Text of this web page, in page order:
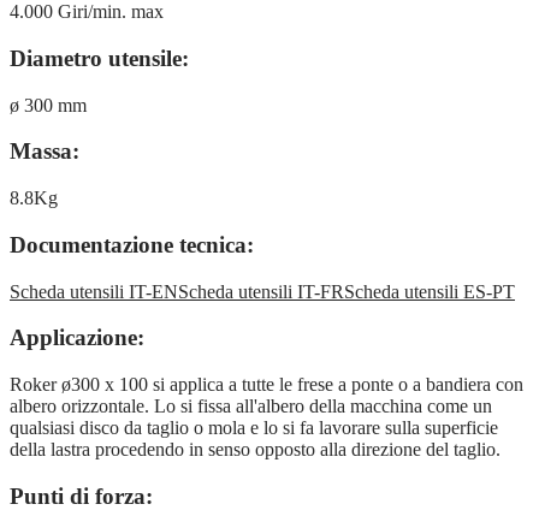
4.000 Giri/min. max
Diametro utensile:
ø 300 mm
Massa:
8.8Kg
Documentazione tecnica:
Scheda utensili IT-ENScheda utensili IT-FRScheda utensili ES-PT
Applicazione:
Roker ø300 x 100 si applica a tutte le frese a ponte o a bandiera con
albero orizzontale. Lo si fissa all'albero della macchina come un
qualsiasi disco da taglio o mola e lo si fa lavorare sulla superficie
della lastra procedendo in senso opposto alla direzione del taglio.
Punti di forza: